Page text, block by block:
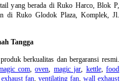
yang berada di Ruko Harco, Blok P,
di Ruko Glodok Plaza, Komplek, Jl.
Tangga
berkualitas dan bergaransi resmi.
com,oven magic jar kettle,food
fan, ventilating fan, wall exhaust